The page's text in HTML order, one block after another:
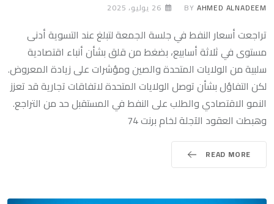
BY AHMED ALNADEEM 26 يوليو، 2025
تراجعت أسعار النفط في جلسة الجمعة لتبلغ عند التسوية أدنى
مستوى في ثلاثة أسابيع، بضغط من قلق بشأن أنباء اقتصادية
سلبية من الولايات المتحدة والصين ومؤشرات على زيادة المعروض.
لكن التفاؤل بشأن توصل الولايات المتحدة لاتفاقات تجارية قد تعزز
النمو الاقتصادي والطلب على النفط في المستقبل حد من التراجع.
وهبطت العقود الآجلة لخام برنت 74
READ MORE